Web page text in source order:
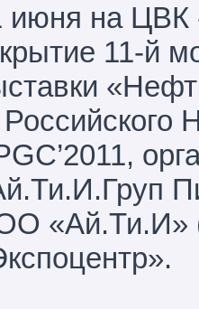
июня на ЦВК
11-й
Российского
«Ай.Ти.И»